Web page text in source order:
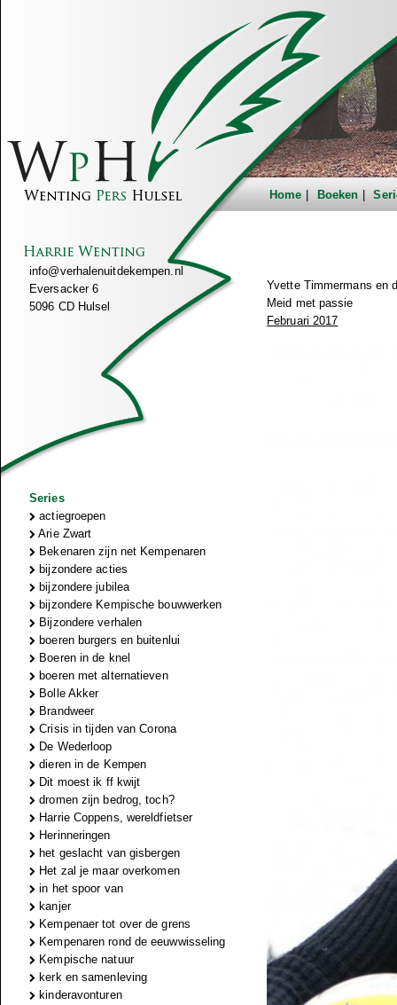
Home Boeken
info@verhalenuitdekempen.nl
Eversacker 6
5096 CD Hulsel
Series
actiegroepen
Arie Zwart
Bekenaren zijn net Kempenaren
bijzondere acties
bijzondere jubilea
bijzondere Kempische bouwwerken
Bijzondere verhalen
boeren burgers en buitenlui
Boeren in de knel
boeren met alternatieven
Bolle Akker
Brandweer
Crisis in tijden van Corona
De Wederloop
dieren in de Kempen
Dit moest ik ff kwijt
dromen zijn bedrog, toch?
Harrie Coppens, wereldfietser
Herinneringen
het geslacht van gisbergen
Het zal je maar overkomen
in het spoor van
kanjer
Kempenaer tot over de grens
Kempenaren rond de eeuwwisseling
Kempische natuur
kerk en samenleving
kinderavonturen
Yvette Timmermans en
Meid met passie
Februari 2017